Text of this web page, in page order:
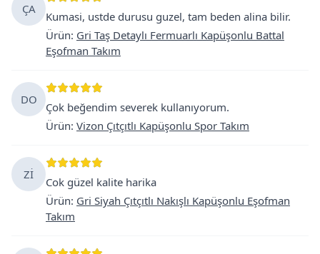
ÇA
Kumasi, ustde durusu guzel, tam beden alina bilir.
Ürün: Gri Taş Detaylı Fermuarlı Kapüşonlu Battal
Eşofman Takım
DO
Çok beğendim severek kullanıyorum.
Ürün: Vizon Çıtçıtlı Kapüşonlu Spor Takım
Zİ
Cok güzel kalite harika
Ürün: Gri Siyah Çıtçıtlı Nakışlı Kapüşonlu Eşofman
Takım